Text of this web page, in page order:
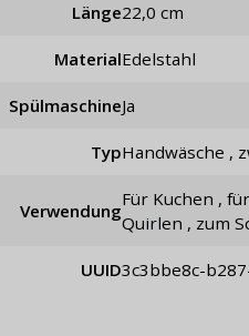
Länge 22,0 cm
Material Edelstahl
Spülmaschine Ja
Typ Handwäsche
Verwendung
für Kuchen , für Eier , für Pfannkuchen , zum Mischen , zum
Quirlen , zum
UUID 3c3bbe8c-